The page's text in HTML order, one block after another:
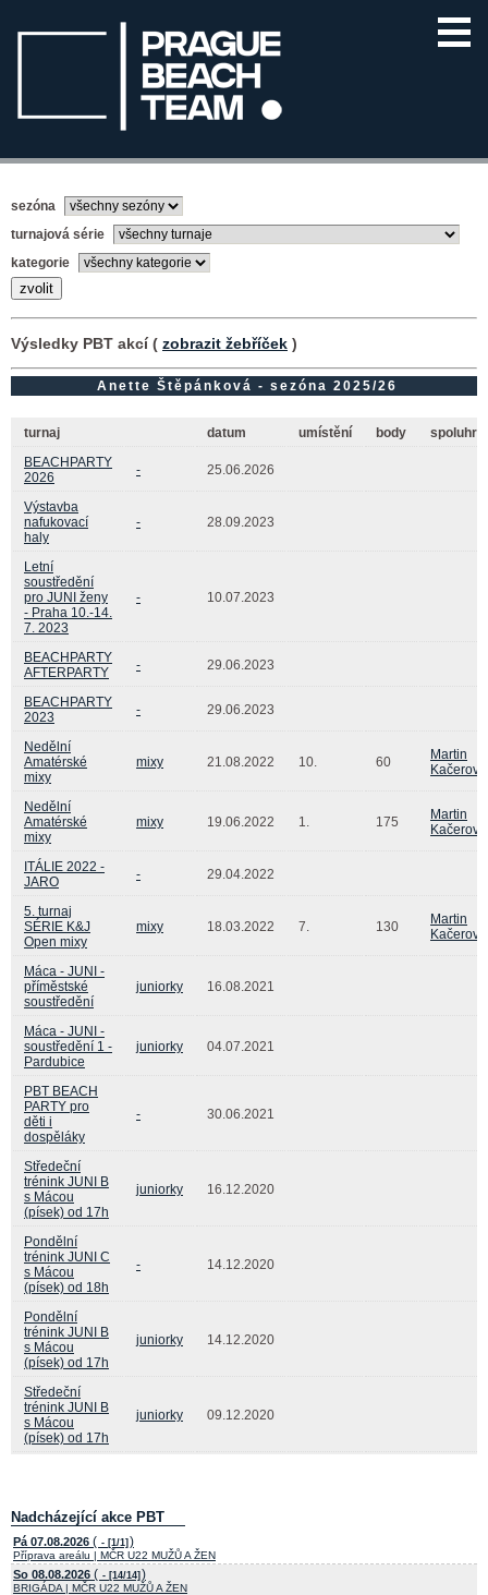
sezóna
turnajová série
kategorie
Výsledky PBT akcí ( zobrazit žebříček )
Anette Štěpánková - sezóna 2025/26
turnaj datum umístění body
BEACHPARTY
2026
- 25.06.2026
Výstavba
nafukovací
haly
- 28.09.2023
Letní
soustředění
pro JUNI ženy
- Praha 10.-14.
7. 2023
- 10.07.2023
BEACHPARTY
AFTERPARTY
- 29.06.2023
BEACHPARTY
2023
- 29.06.2023
Nedělní
Amatérské
mixy
mixy 21.08.2022 10. 60
Martin
Nedělní
Amatérské
mixy
mixy 19.06.2022 1. 175
Martin
ITÁLIE 2022 -
JARO
- 29.04.2022
5. turnaj
SÉRIE K&J
Open mixy
mixy 18.03.2022 7. 130
Martin
Máca - JUNI -
příměstské
soustředění
juniorky 16.08.2021
Máca - JUNI -
soustředění 1 -
Pardubice
juniorky 04.07.2021
PBT BEACH
PARTY pro
děti i
dospěláky
- 30.06.2021
Středeční
trénink JUNI B
s Mácou
(písek) od 17h
juniorky 16.12.2020
Pondělní
trénink JUNI C
s Mácou
(písek) od 18h
- 14.12.2020
Pondělní
trénink JUNI B
s Mácou
(písek) od 17h
juniorky 14.12.2020
Středeční
trénink JUNI B
s Mácou
(písek) od 17h
juniorky 09.12.2020
Nadcházející akce PBT
Pá 07.08.2026 ( - [1/1] )
Příprava areálu | MČR U22 MUŽŮ A ŽEN
So 08.08.2026 ( - [14/14] )
BRIGÁDA | MČR U22 MUŽŮ A ŽEN